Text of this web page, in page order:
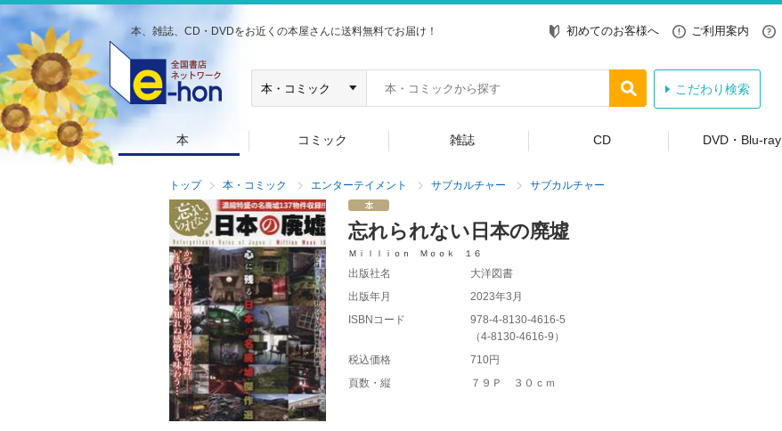
本、雑誌、CD・DVDをお近くの本屋さんに送料無料でお届け！ 初めてのお客様へ ご利用案内
こだわり検索
本 コミック 雑誌 CD DVD・Blu-ray
トップ 本・コミック エンターテイメント サブカルチャー サブカルチャー
忘れられない日本の廃墟
Ｍｉｌｌｉｏｎ Ｍｏｏｋ １６
出版社名
大洋図書
出版年月
2023年3月
ISBNコード
978-4-8130-4616-5
（4-8130-4616-9 ）
税込価格
710円
頁数・縦
７９Ｐ ３０ｃｍ